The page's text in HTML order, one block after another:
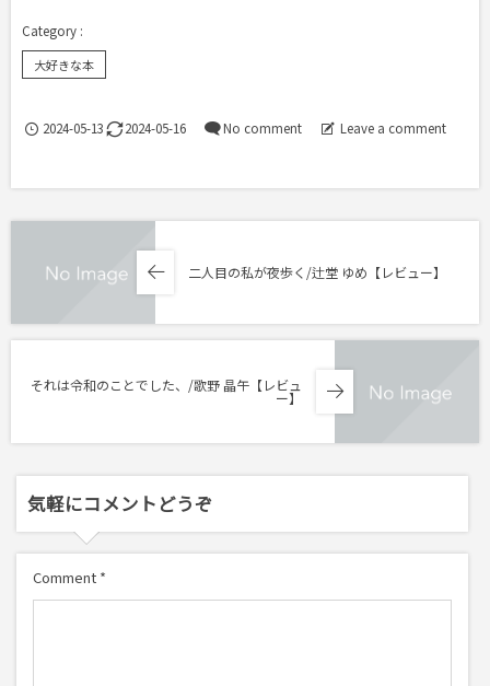
大好きな本
2024-05-13 2024-05-16 No comment Leave a comment
二人目の私が夜歩く/辻堂 ゆめ【レビュー】
それは令和のことでした、/歌野 晶午【レビュ
ー】
気軽にコメントどうぞ
Comment *